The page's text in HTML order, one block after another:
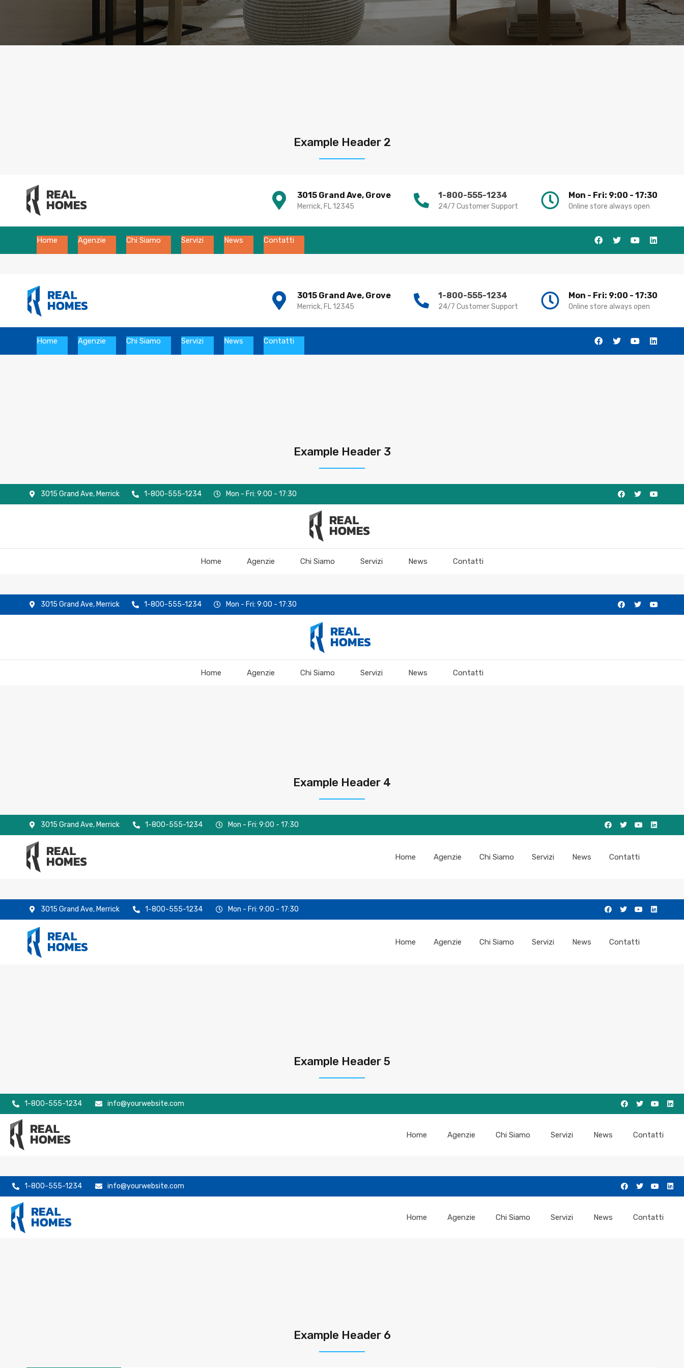
Example Header 2
3015 Grand Ave, Grove
Merrick, FL 12345
1-800-555-1234
24/7 Customer Support
Mon - Fri: 9:00 - 17:30
Online store always open
Home Agenzie Chi Siamo Servizi News Contatti
3015 Grand Ave, Grove
Merrick, FL 12345
1-800-555-1234
24/7 Customer Support
Mon - Fri: 9:00 - 17:30
Online store always open
Home Agenzie Chi Siamo Servizi News Contatti
Example Header 3
3015 Grand Ave, Merrick 1-800-555-1234 Mon - Fri: 9:00 - 17:30
Home Agenzie Chi Siamo Servizi News Contatti
3015 Grand Ave, Merrick 1-800-555-1234 Mon - Fri: 9:00 - 17:30
Home Agenzie Chi Siamo Servizi News Contatti
Example Header 4
3015 Grand Ave, Merrick 1-800-555-1234 Mon - Fri: 9:00 - 17:30
Home Agenzie Chi Siamo Servizi News Contatti
3015 Grand Ave, Merrick 1-800-555-1234 Mon - Fri: 9:00 - 17:30
Home Agenzie Chi Siamo Servizi News Contatti
Example Header 5
1-800-555-1234 info@yourwebsite.com
Home Agenzie Chi Siamo Servizi News Contatti
1-800-555-1234 info@yourwebsite.com
Home Agenzie Chi Siamo Servizi News Contatti
Example Header 6